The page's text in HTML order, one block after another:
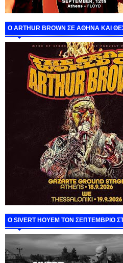
O ARTHUR BROWN ΣΕ ΑΘΗΝΑ ΚΑΙ
Ο SIVERT HOYEM ΤΟΝ ΣΕΠΤΕΜΒΡΙΟ